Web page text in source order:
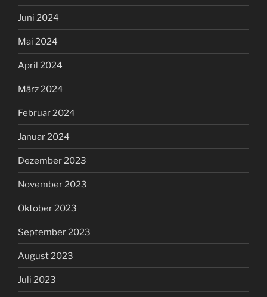
Juni 2024
Mai 2024
April 2024
März 2024
Februar 2024
Januar 2024
Dezember 2023
November 2023
Oktober 2023
September 2023
August 2023
Juli 2023